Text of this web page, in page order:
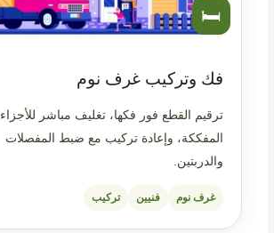
🛏️
فك وتركيب غرف نوم
ترقيم القطع فور فكها، تغليف مباشر للأجزاء
المفككة، وإعادة تركيب مع ضبط المفصلات
والدربتين.
غرف نوم فنيين تركيب